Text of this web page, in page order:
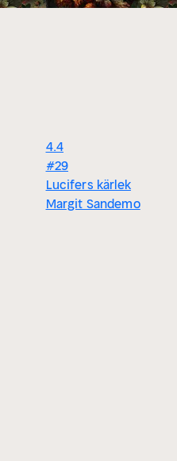
4.4
#29
Lucifers kärlek
Margit Sandemo